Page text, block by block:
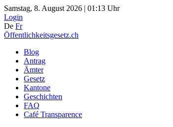
Samstag, 8. August 2026 | 01:13 Uhr
Login
De Fr
Öffentlichkeitsgesetz.ch
Blog
Antrag
Ämter
Gesetz
Kantone
Geschichten
FAQ
Café Transparence